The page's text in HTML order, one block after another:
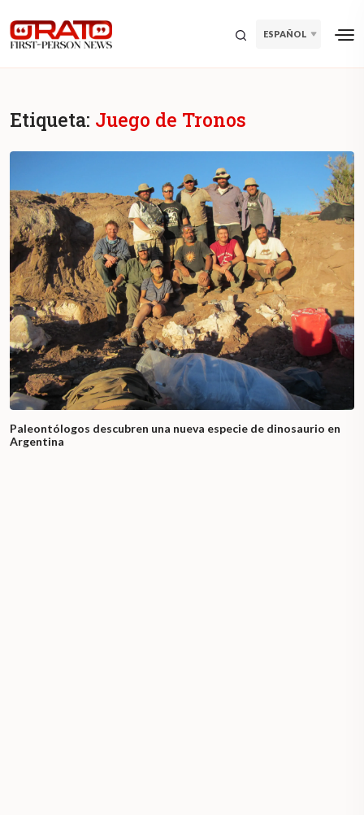
ESPAÑOL
Etiqueta: Juego de Tronos
Paleontólogos descubren una nueva especie de dinosaurio en
Argentina